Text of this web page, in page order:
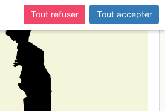
Tout refuser
Tout accepter